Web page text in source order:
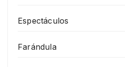
Espectáculos
Farándula